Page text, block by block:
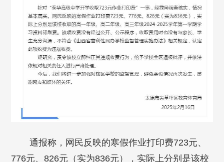
通报称，网民反映的寒假作业打印费723元、
776元、826元（实为836元），实际上分别是该校